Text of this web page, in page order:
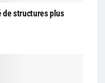
de structures plus